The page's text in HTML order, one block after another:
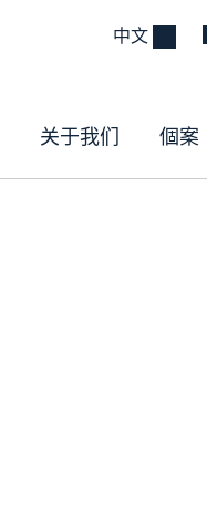
中文
关于我们 個案